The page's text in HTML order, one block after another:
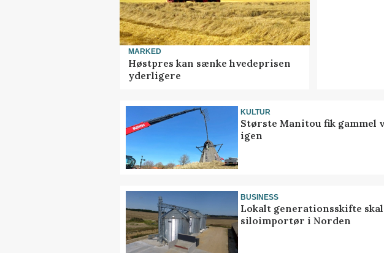
MARKED
Høstpres kan sænke hvedeprisen
yderligere
KULTUR
Største Manitou fik gammel
igen
BUSINESS
Lokalt generationsskifte
siloimportør i Norden